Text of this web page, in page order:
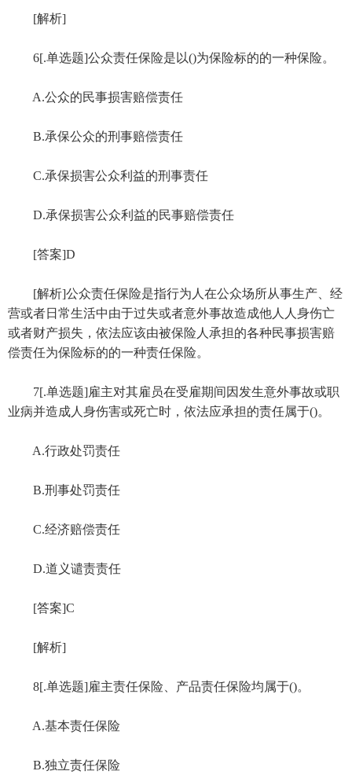
[解析]
6[.单选题]公众责任保险是以()为保险标的的一种保险。
A.公众的民事损害赔偿责任
B.承保公众的刑事赔偿责任
C.承保损害公众利益的刑事责任
D.承保损害公众利益的民事赔偿责任
[答案]D
[解析]公众责任保险是指行为人在公众场所从事生产、经
营或者日常生活中由于过失或者意外事故造成他人人身伤亡
或者财产损失，依法应该由被保险人承担的各种民事损害赔
偿责任为保险标的的一种责任保险。
7[.单选题]雇主对其雇员在受雇期间因发生意外事故或职
业病并造成人身伤害或死亡时，依法应承担的责任属于()。
A.行政处罚责任
B.刑事处罚责任
C.经济赔偿责任
D.道义谴责责任
[答案]C
[解析]
8[.单选题]雇主责任保险、产品责任保险均属于()。
A.基本责任保险
B.独立责任保险